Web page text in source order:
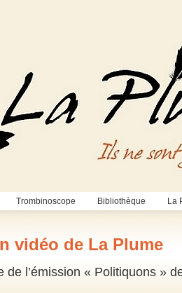
Trombinoscope Bibliothèque La
vidéo de La Plume
de l’émission « Politiquons »